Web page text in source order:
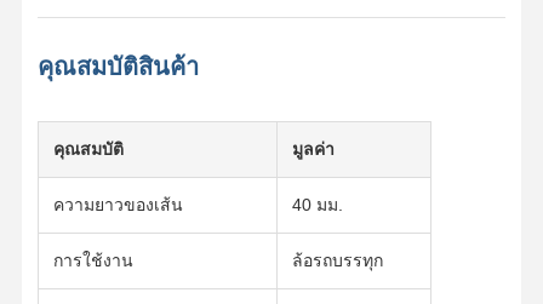
คุณสมบัติสินค้า
คุณสมบัติ มูลค่า
ความยาวของเส้น 40 มม.
การใช้งาน ล้อรถบรรทุก